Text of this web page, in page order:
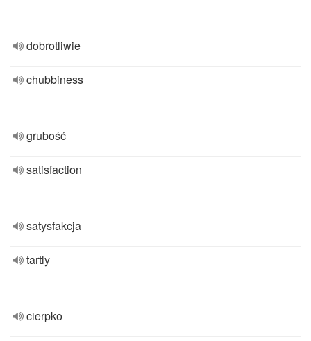
dobrotliwie
chubbiness
grubość
satisfaction
satysfakcja
tartly
cierpko